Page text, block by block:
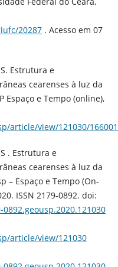
20287. Acesso em 07
S. Estrutura e
cearenses à luz da
Espaço e Tempo (online),
article/view/121030/166001
S . Estrutura e
cearenses à luz da
– Espaço e Tempo (On-
ISSN 2179-0892. doi:
article/view/121030